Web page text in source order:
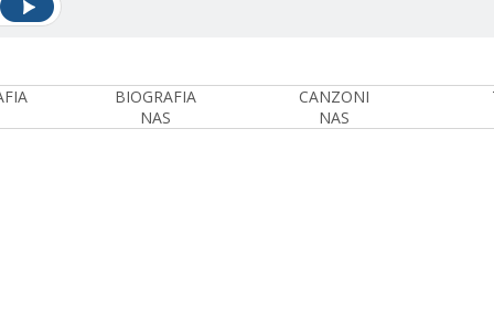
BIOGRAFIA
NAS
CANZONI
NAS